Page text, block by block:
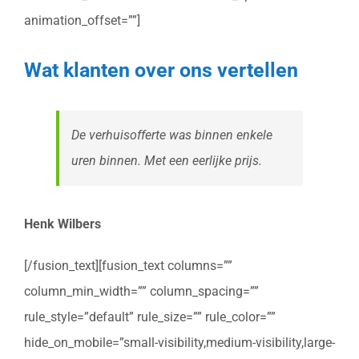
animation_offset=””]
Wat klanten over ons vertellen
De verhuisofferte was binnen enkele
uren binnen. Met een eerlijke prijs.
Henk Wilbers
[/fusion_text][fusion_text columns=””
column_min_width=”” column_spacing=””
rule_style=”default” rule_size=”” rule_color=””
hide_on_mobile=”small-visibility,medium-visibility,large-